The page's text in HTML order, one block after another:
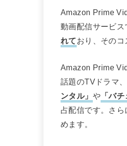
Amazon Prime
動画配信サービス
れて おり、その
Amazon Prime
話題のTVドラマ
ンタル」 や 「バ
占配信です。さ
めます。